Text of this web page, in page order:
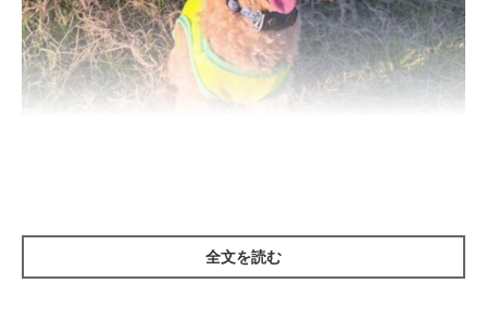
いぬのきもち投稿写真ギャラリー
全文を読む